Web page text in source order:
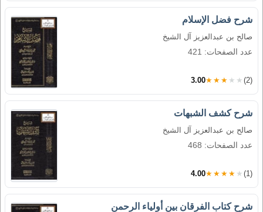
شرح فضل الإسلام
صالح بن عبدالعزيز آل الشيخ
عدد الصفحات: 421
3.00★★★★★ (2)
شرح كشف الشبهات
صالح بن عبدالعزيز آل الشيخ
عدد الصفحات: 468
4.00★★★★★ (1)
شرح كتاب الفرقان بين أولياء الرحمن